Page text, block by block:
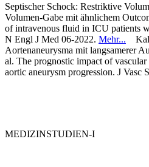
Septischer Schock: Restriktive
Volumen-Gabe mit ähnlichem
of intravenous fluid in ICU patients
N Engl J Med 06-2022. Mehr...
Aortenaneurysma mit langsamerer
al. The prognostic impact of
aortic aneurysm progression. J Vasc
MEDIZINSTUDIEN-I